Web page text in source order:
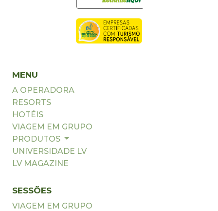
MENU
A OPERADORA
RESORTS
HOTÉIS
VIAGEM EM GRUPO
PRODUTOS
UNIVERSIDADE LV
LV MAGAZINE
SESSÕES
VIAGEM EM GRUPO